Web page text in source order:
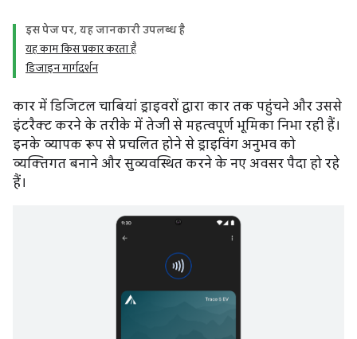
इस पेज पर, यह जानकारी उपलब्ध है
यह काम किस प्रकार करता है
डिजाइन मार्गदर्शन
कार में डिजिटल चाबियां ड्राइवरों द्वारा कार तक पहुंचने और उससे
इंटरैक्ट करने के तरीके में तेजी से महत्वपूर्ण भूमिका निभा रही हैं।
इनके व्यापक रूप से प्रचलित होने से ड्राइविंग अनुभव को
व्यक्तिगत बनाने और सुव्यवस्थित करने के नए अवसर पैदा हो रहे
हैं।